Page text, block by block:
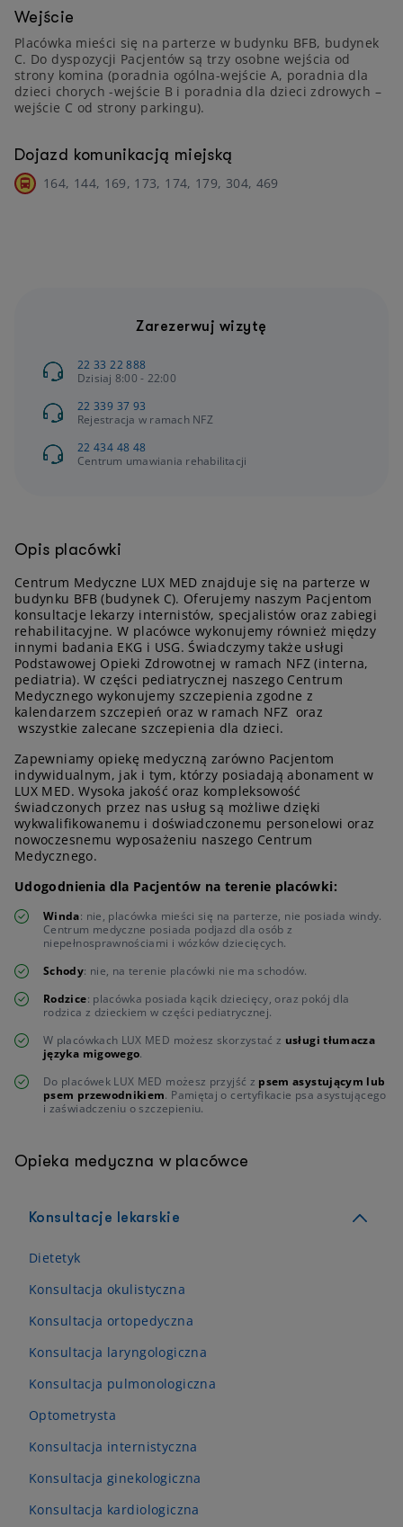
Wejście
Placówka mieści się na parterze w budynku BFB, budynek
C. Do dyspozycji Pacjentów są trzy osobne wejścia od
strony komina (poradnia ogólna-wejście A, poradnia dla
dzieci chorych -wejście B i poradnia dla dzieci zdrowych –
wejście C od strony parkingu).
Dojazd komunikacją miejską
164, 144, 169, 173, 174, 179, 304, 469
Zarezerwuj wizytę
22 33 22 888
Dzisiaj 8:00 - 22:00
22 339 37 93
Rejestracja w ramach NFZ
22 434 48 48
Centrum umawiania rehabilitacji
Opis placówki
Centrum Medyczne LUX MED znajduje się na parterze w
budynku BFB (budynek C). Oferujemy naszym Pacjentom
konsultacje lekarzy internistów, specjalistów oraz zabiegi
rehabilitacyjne. W placówce wykonujemy również między
innymi badania EKG i USG. Świadczymy także usługi
Podstawowej Opieki Zdrowotnej w ramach NFZ (interna,
pediatria). W części pediatrycznej naszego Centrum
Medycznego wykonujemy szczepienia zgodne z
kalendarzem szczepień oraz w ramach NFZ oraz
wszystkie zalecane szczepienia dla dzieci.
Zapewniamy opiekę medyczną zarówno Pacjentom
indywidualnym, jak i tym, którzy posiadają abonament w
LUX MED. Wysoka jakość oraz kompleksowość
świadczonych przez nas usług są możliwe dzięki
wykwalifikowanemu i doświadczonemu personelowi oraz
nowoczesnemu wyposażeniu naszego Centrum
Medycznego.
Udogodnienia dla Pacjentów na terenie placówki:
Winda: nie, placówka mieści się na parterze, nie posiada windy.
Centrum medyczne posiada podjazd dla osób z
niepełnosprawnościami i wózków dziecięcych.
Schody: nie, na terenie placówki nie ma schodów.
Rodzice: placówka posiada kącik dziecięcy, oraz pokój dla
rodzica z dzieckiem w części pediatrycznej.
W placówkach LUX MED możesz skorzystać z usługi tłumacza
języka migowego.
Do placówek LUX MED możesz przyjść z psem asystującym lub
psem przewodnikiem. Pamiętaj o certyfikacie psa asystującego
i zaświadczeniu o szczepieniu.
Opieka medyczna w placówce
Konsultacje lekarskie
Dietetyk
Konsultacja okulistyczna
Konsultacja ortopedyczna
Konsultacja laryngologiczna
Konsultacja pulmonologiczna
Optometrysta
Konsultacja internistyczna
Konsultacja ginekologiczna
Konsultacja kardiologiczna